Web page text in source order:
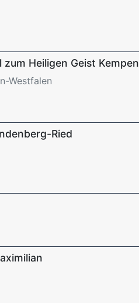
zum Heiligen Geist Kempen
Westfalen
Ried